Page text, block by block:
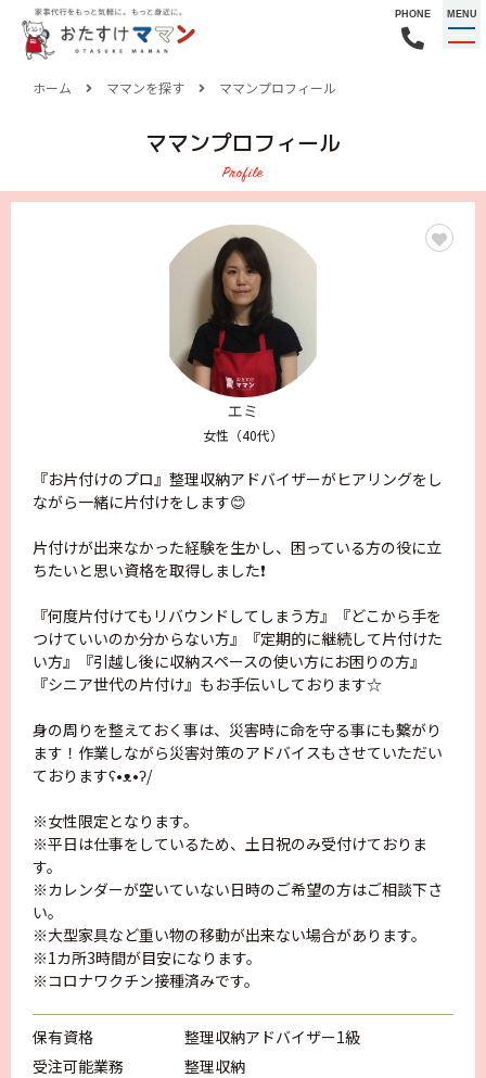
MENU
PHONE
ホーム ママンを探す ママンプロフィール
ママンプロフィール
Profile
エミ
女性（40代）
『お片付けのプロ』整理収納アドバイザーがヒアリングをし
ながら一緒に片付けをします😊
片付けが出来なかった経験を生かし、困っている方の役に立
ちたいと思い資格を取得しました❗️
『何度片付けてもリバウンドしてしまう方』『どこから手を
つけていいのか分からない方』『定期的に継続して片付けた
い方』『引越し後に収納スペースの使い方にお困りの方』
『シニア世代の片付け』もお手伝いしております☆
身の周りを整えておく事は、災害時に命を守る事にも繋がり
ます！作業しながら災害対策のアドバイスもさせていただい
ておりますʕ•ᴥ•ʔ/
※女性限定となります。
※平日は仕事をしているため、土日祝のみ受付けておりま
す。
※カレンダーが空いていない日時のご希望の方はご相談下さ
い。
※大型家具など重い物の移動が出来ない場合があります。
※1カ所3時間が目安になります。
※コロナワクチン接種済みです。
保有資格
整理収納アドバイザー1級
受注可能業務
整理収納